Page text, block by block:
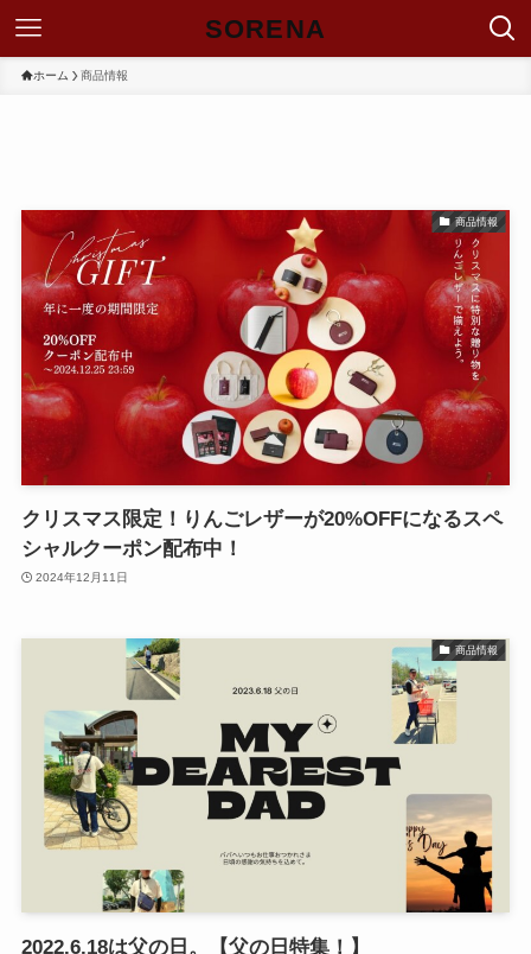
SORENA
ホーム 商品情報
商品情報
クリスマス限定！りんごレザーが20%OFFになるスペ
シャルクーポン配布中！
2024年12月11日
商品情報
2022.6.18は父の日。【父の日特集！】